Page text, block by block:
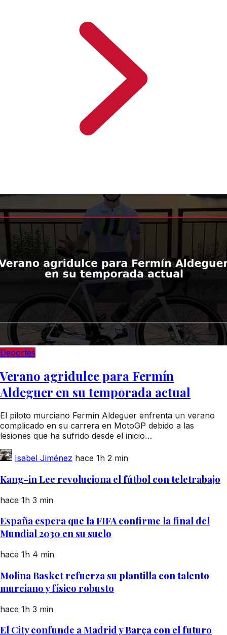
Deportes
Verano agridulce para Fermín
Aldeguer en su temporada actual
El piloto murciano Fermín Aldeguer enfrenta un verano
complicado en su carrera en MotoGP debido a las
lesiones que ha sufrido desde el inicio…
Isabel Jiménez hace 1h 2 min
Kang-in Lee revoluciona el fútbol con teletrabajo
hace 1h 3 min
España espera que la FIFA confirme la final del
Mundial 2030 en su suelo
hace 1h 4 min
Molina Basket refuerza su plantilla con talento
murciano y físico robusto
hace 1h 3 min
El City confunde a Madrid y Barça con el futuro